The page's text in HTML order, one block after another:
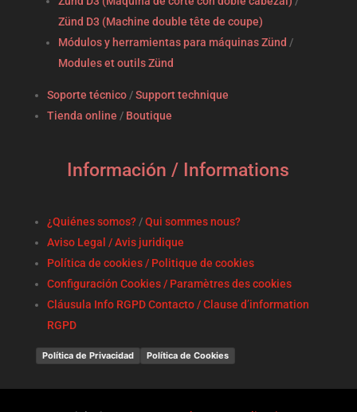
Zünd D3 (Machine double tête de coupe)
Módulos y herramientas para máquinas Zünd /
Modules et outils Zünd
Soporte técnico/Support technique
Tienda online / Boutique
Información / Informations
¿Quiénes somos?/Qui sommes nous?
Aviso Legal / Avis juridique
Política de cookies / Politique de cookies
Configuración Cookies / Paramètres des cookies
Cláusula Info RGPD Contacto / Clause d’information
RGPD
Política de Privacidad Política de Cookies